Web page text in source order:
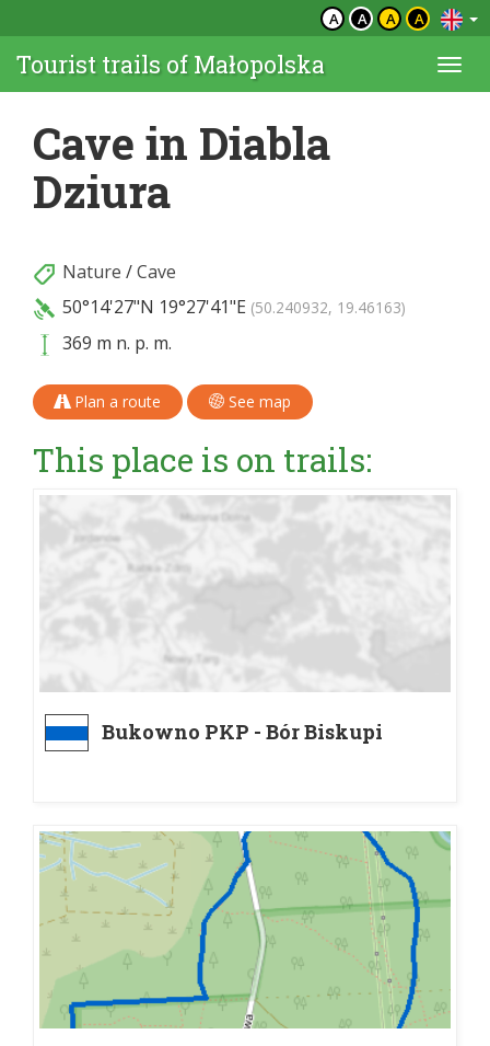
A A A A
Tourist trails of Małopolska
Cave in Diabla
Dziura
Nature /Cave
50°14'27"N 19°27'41"E (50.240932, 19.46163)
369 m n. p. m.
Plan a route See map
This place is on trails:
Bukowno PKP - Bór Biskupi